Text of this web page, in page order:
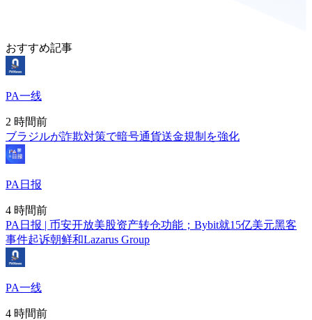
おすすめ記事
PA一线
2 時間前
ブラジルが詐欺対策で暗号通貨送金規制を強化
PA日报
4 時間前
PA日报 | 币安开放美股资产转仓功能；Bybit就15亿美元黑客
事件起诉朝鲜和Lazarus Group
PA一线
4 時間前